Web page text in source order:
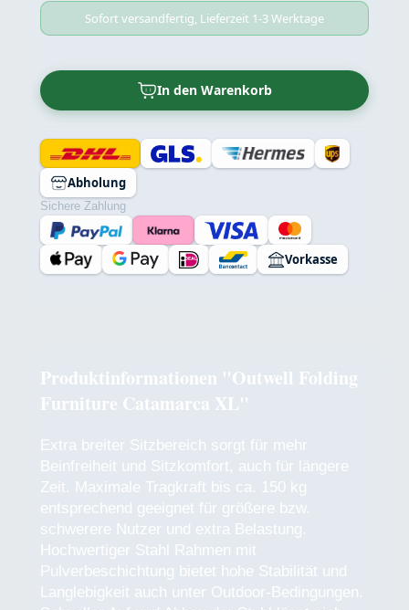
Sofort versandfertig, Lieferzeit 1-3 Werktage
In den Warenkorb
Abholung
Sichere Zahlung
Vorkasse
Produktinformationen "Outwell Folding
Furniture Catamarca XL"
Extra breiter Sitzbereich sorgt für mehr
Beinfreiheit und Sitzkomfort, auch für längere
Zeit. Maximale Tragkraft bis ca. 150 kg
entsprechend geeignet für größere bzw.
schwerere Nutzer und extra Belastung.
Hochwertiger Stahl Rahmen mit
Pulverbeschichtung bietet hohe Stabilität und
Langlebigkeit auch unter Outdoor-Bedingungen.